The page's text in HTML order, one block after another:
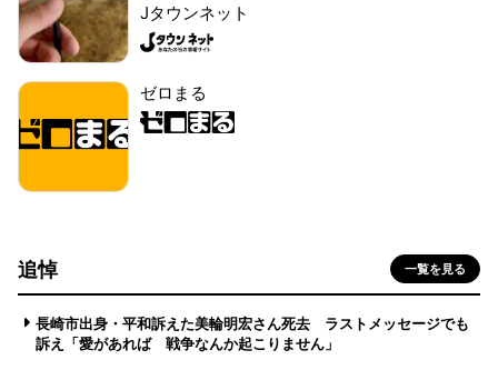
Jタウンネット
ゼロまる
追悼 一覧を見る
長崎市出身・平和訴えた美輪明宏さん死去 ラストメッセージでも
訴え「愛があれば 戦争なんか起こりません」